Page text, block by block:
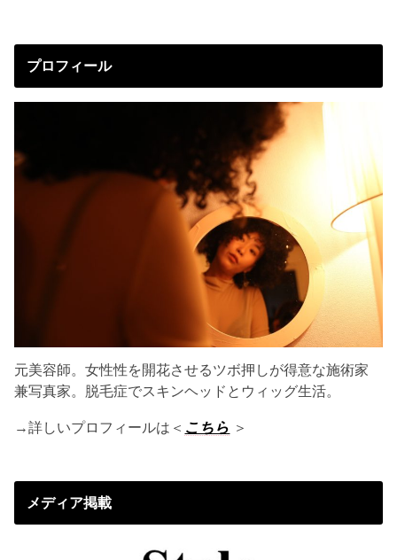
プロフィール
元美容師。女性性を開花させるツボ押しが得意な施術家
兼写真家。脱毛症でスキンヘッドとウィッグ生活。
→詳しいプロフィールは＜ こちら ＞
メディア掲載